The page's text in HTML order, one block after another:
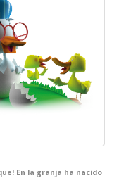
En la granja ha nacido